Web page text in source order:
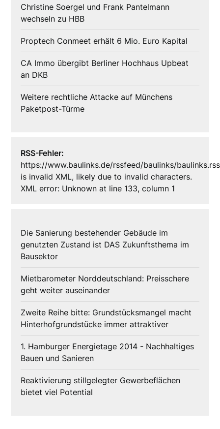
Christine Soergel und Frank Pantelmann
wechseln zu HBB
Proptech Conmeet erhält 6 Mio. Euro Kapital
CA Immo übergibt Berliner Hochhaus Upbeat
an DKB
Weitere rechtliche Attacke auf Münchens
Paketpost-Türme
RSS-Fehler:
https://www.baulinks.de/rssfeed/baulinks/baulinks.rss
is invalid XML, likely due to invalid characters.
XML error: Unknown at line 133, column 1
Die Sanierung bestehender Gebäude im
genutzten Zustand ist DAS Zukunftsthema im
Bausektor
Mietbarometer Norddeutschland: Preisschere
geht weiter auseinander
Zweite Reihe bitte: Grundstücksmangel macht
Hinterhofgrundstücke immer attraktiver
1. Hamburger Energietage 2014 - Nachhaltiges
Bauen und Sanieren
Reaktivierung stillgelegter Gewerbeflächen
bietet viel Potential